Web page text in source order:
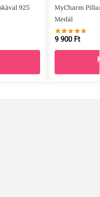
925
MyCharm
Medál
9 900 Ft